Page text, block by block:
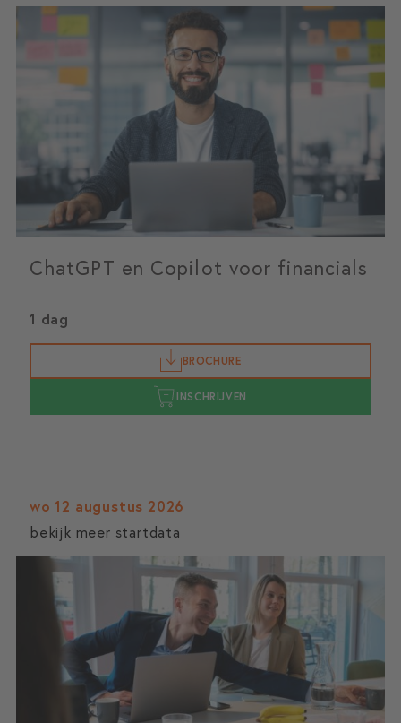
ChatGPT en Copilot voor financials
1 dag
BROCHURE
INSCHRIJVEN
wo 12 augustus 2026
bekijk meer startdata